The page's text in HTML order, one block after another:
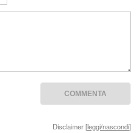
Disclaimer [leggi/nascondi]